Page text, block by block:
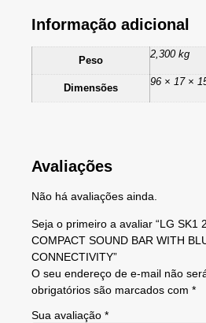
Informação adicional
Peso
2,300 kg
Dimensões
96 × 17 ×
Avaliações
Não há avaliações ainda.
Seja o primeiro a avaliar “LG SK1
COMPACT SOUND BAR WITH
CONNECTIVITY”
O seu endereço de e-mail não
obrigatórios são marcados com *
Sua avaliação *